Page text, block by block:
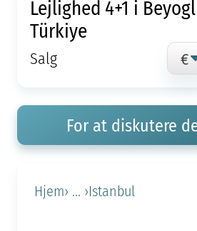
Lejlighed 4+1 i
Türkiye
Salg
For at diskutere
Hjem› ... ›Istanbul